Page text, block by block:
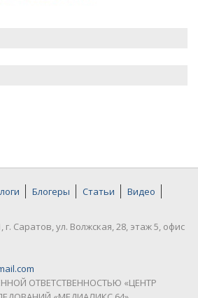
Блогеры Статьи
Видео
Саратов, ул. Волжская, 28, этаж 5, офис
ОТВЕТСТВЕННОСТЬЮ «ЦЕНТР